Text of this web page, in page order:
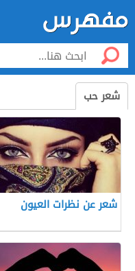
شعر حب
شعر عن نظرات العيون